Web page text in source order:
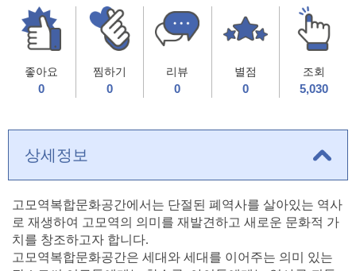
좋아요
0
찜하기
0
리뷰
0
별점
0
조회
5,030
상세정보
고모역복합문화공간에서는 단절된 폐역사를 살아있는 역사
로 재생하여 고모역의 의미를 재발견하고 새로운 문화적 가
치를 창조하고자 합니다.
고모역복합문화공간은 세대와 세대를 이어주는 의미 있는